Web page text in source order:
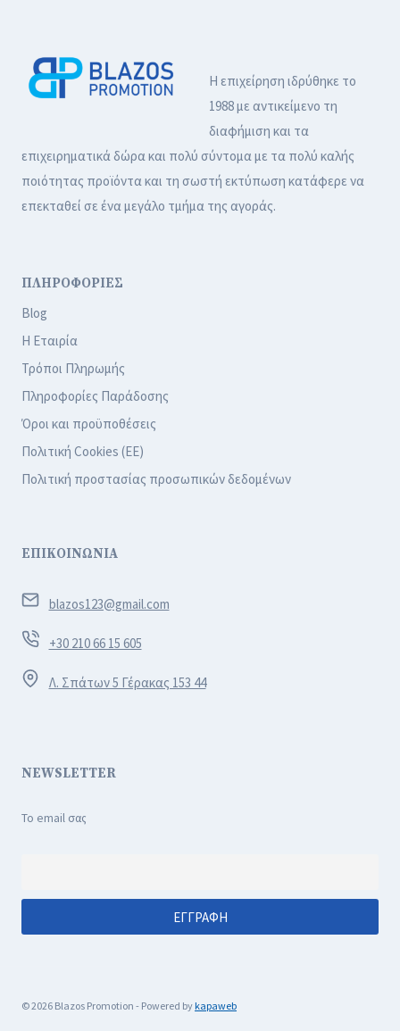
Η επιχείρηση ιδρύθηκε το
1988 με αντικείμενο τη
διαφήμιση και τα
επιχειρηματικά δώρα και πολύ σύντομα με τα πολύ καλής
ποιότητας προϊόντα και τη σωστή εκτύπωση κατάφερε να
επεκταθεί σε ένα μεγάλο τμήμα της αγοράς.
ΠΛΗΡΟΦΟΡΙΕΣ
Blog
Η Εταιρία
Τρόποι Πληρωμής
Πληροφορίες Παράδοσης
Όροι και προϋποθέσεις
Πολιτική Cookies (ΕΕ)
Πολιτική προστασίας προσωπικών δεδομένων
ΕΠΙΚΟΙΝΩΝΙΑ
blazos123@gmail.com
+30 210 66 15 605
Λ. Σπάτων 5 Γέρακας 153 44
NEWSLETTER
Το email σας
© 2026 Blazos Promotion - Powered by kapaweb